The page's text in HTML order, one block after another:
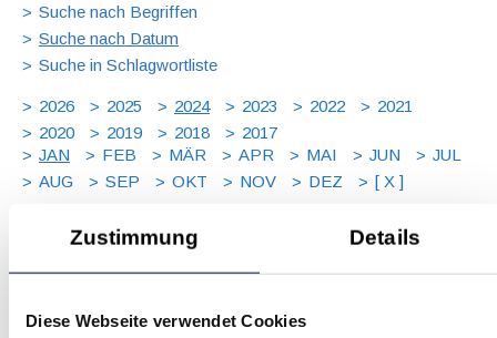
Zustimmung Details
Diese Webseite verwendet Cookies
Suche nach Begriffen
Suche nach Datum
Suche in Schlagwortliste
2026 2025 2024 2023 2022
2021
2020
2019 2018
2017
JAN
FEB MÄR APR MAI JUN
JUL
AUG
SEP OKT NOV DEZ [ X ]
Nationalrat mit wichtigen Gesetzesbeschlüssen zum
Jahreswechsel
Januar 2024